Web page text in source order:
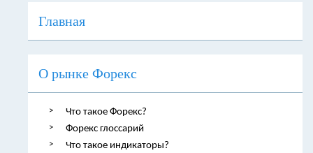
Главная
О рынке Форекс
Что такое Форекс?
Форекс глоссарий
Что такое индикаторы?